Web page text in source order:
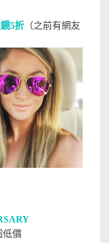
5折 （之前有網友
低價